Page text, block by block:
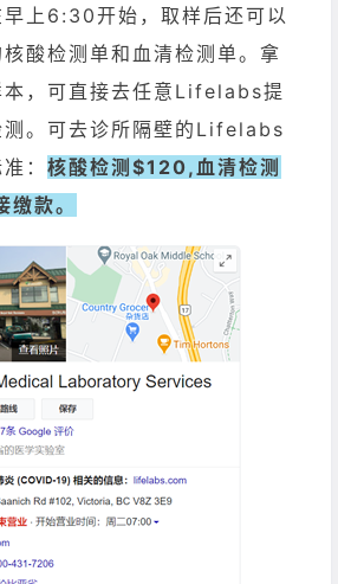
上6:30开始，取样后还可以
酸检测单和血清检测单。拿
本，可直接去任意Lifelabs提
测。可去诊所隔壁的Lifelabs
准：核酸检测$120,血清检测
款。